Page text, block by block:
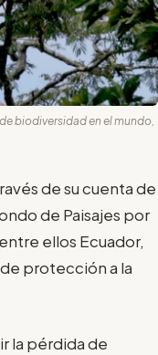
biodiversidad en el mundo,
de su cuenta de
de Paisajes por
ellos Ecuador,
protección a la
la pérdida de